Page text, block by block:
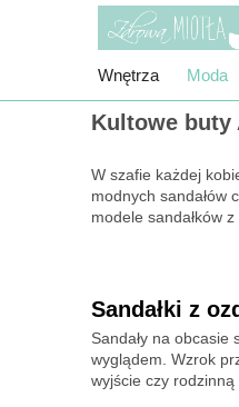
Wnętrza Moda
Kultowe buty
W szafie każdej
modnych sandałów
modele sandałków
Sandałki z
Sandały na
wyglądem. Wzrok
wyjście czy rodzinną